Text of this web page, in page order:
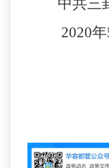
中共三
2020年